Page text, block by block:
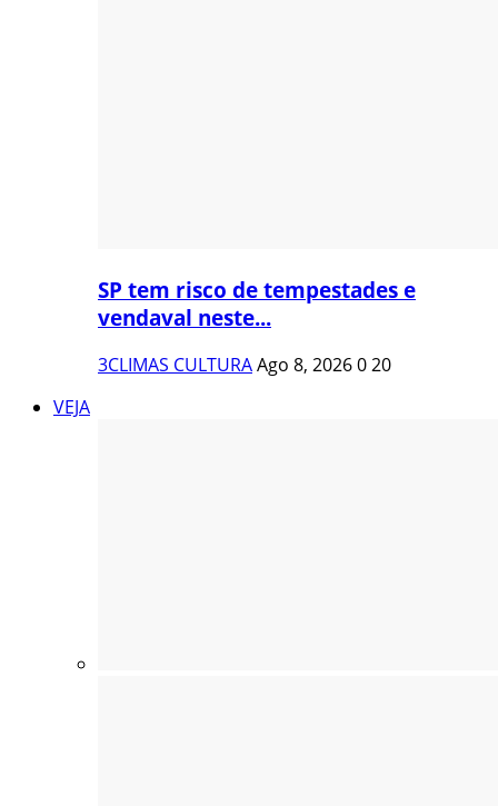
SP tem risco de tempestades e
vendaval neste...
3CLIMAS CULTURAAgo 8, 2026020
VEJA